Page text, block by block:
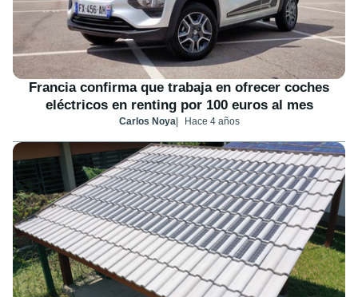
Francia confirma que trabaja en ofrecer coches
eléctricos en renting por 100 euros al mes
Carlos Noya Hace 4 años